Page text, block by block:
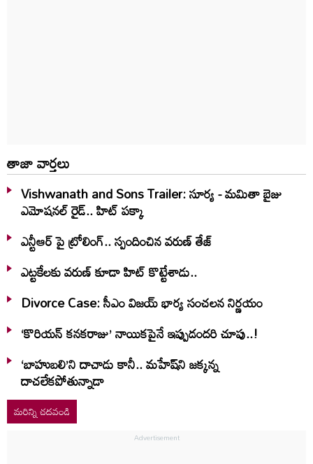
తాజా వార్తలు
Vishwanath and Sons Trailer: సూర్య - మమితా బైజు
ఎమోషనల్ రైడ్.. హిట్ పక్కా
ఎన్టీఆర్ పై ట్రోలింగ్.. స్పందించిన వరుణ్ తేజ్
ఎట్టకేలకు వరుణ్ కూడా హిట్ కొట్టేశాడు..
Divorce Case: సీఎం విజయ్ భార్య సంచలన నిర్ణయం
‘కొరియన్ కనకరాజు’ నాయికపైనే ఇప్పుడందరి చూపు..!
‘బాహుబలి’ని దాచాడు కానీ.. మహేష్‌ని జక్కన్న
దాచలేకపోతున్నాడా
మరిన్ని చదవండి